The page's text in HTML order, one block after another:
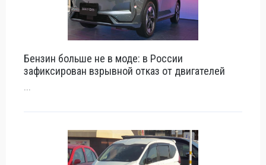
Бензин больше не в моде: в России
зафиксирован взрывной отказ от двигателей